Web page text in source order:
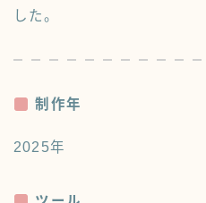
した。
制作年
2025年